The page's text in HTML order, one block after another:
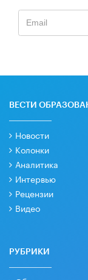
ВЕСТИ
Новости
Колонки
Аналитика
Интервью
Рецензии
Видео
РУБРИКИ